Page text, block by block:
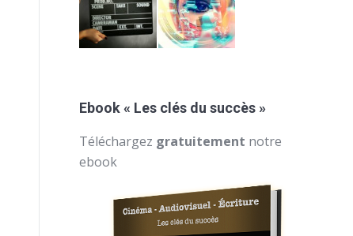
Ebook « Les clés du succès »
Téléchargez gratuitement notre
ebook